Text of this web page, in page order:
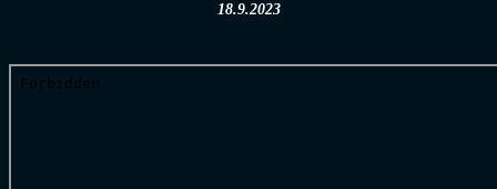
18.9.2023